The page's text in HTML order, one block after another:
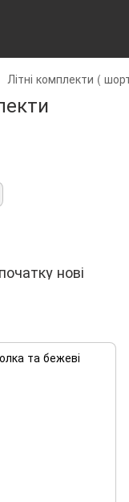
Літні комплекти (
нові